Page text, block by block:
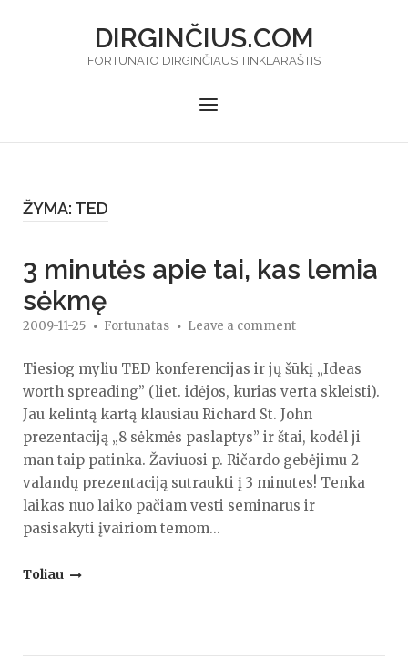
DIRGINČIUS.COM
FORTUNATO DIRGINČIAUS TINKLARAŠTIS
Menu
ŽYMA: TED
3 minutės apie tai, kas lemia
sėkmę
2009-11-25 Fortunatas Leave a comment
Tiesiog myliu TED konferencijas ir jų šūkį „Ideas
worth spreading” (liet. idėjos, kurias verta skleisti).
Jau kelintą kartą klausiau Richard St. John
prezentaciją „8 sėkmės paslaptys” ir štai, kodėl ji
man taip patinka. Žaviuosi p. Ričardo gebėjimu 2
valandų prezentaciją sutraukti į 3 minutes! Tenka
laikas nuo laiko pačiam vesti seminarus ir
pasisakyti įvairiom temom...
"3
Toliau